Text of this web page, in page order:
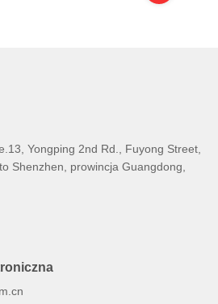
Yongping 2nd Rd., Fuyong Street,
Shenzhen, prowincja Guangdong,